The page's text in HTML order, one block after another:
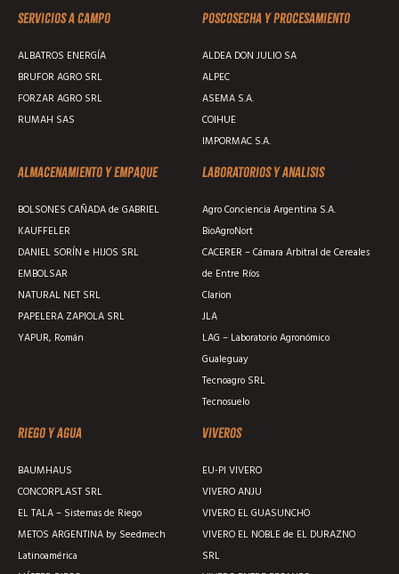
Servicios a campo
ALBATROS ENERGÍA
BRUFOR AGRO SRL
FORZAR AGRO SRL
RUMAH SAS
Poscosecha y procesamiento
ALDEA DON JULIO SA
ALPEC
ASEMA S.A.
COIHUE
IMPORMAC S.A.
Almacenamiento y empaque
BOLSONES CAÑADA de GABRIEL
KAUFFELER
DANIEL SORÍN e HIJOS SRL
EMBOLSAR
NATURAL NET SRL
PAPELERA ZAPIOLA SRL
YAPUR, Román
Laboratorios y analisis
Agro Conciencia Argentina S.A.
BioAgroNort
CACERER – Cámara Arbitral de Cereales
de Entre Ríos
Clarion
JLA
LAG – Laboratorio Agronómico
Gualeguay
Tecnoagro SRL
Tecnosuelo
Riego y agua
BAUMHAUS
CONCORPLAST SRL
EL TALA – Sistemas de Riego
METOS ARGENTINA by Seedmech
Latinoamérica
Viveros
EU-PI VIVERO
VIVERO ANJU
VIVERO EL GUASUNCHO
VIVERO EL NOBLE de EL DURAZNO
SRL